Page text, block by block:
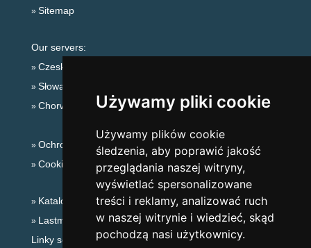
Używamy pliki cookie
Używamy plików cookie
śledzenia, aby poprawić jakość
przeglądania naszej witryny,
wyświetlać spersonalizowane
treści i reklamy, analizować ruch
w naszej witrynie i wiedzieć, skąd
pochodzą nasi użytkownicy.
Sitemap
Our servers:
Czeskie Góry
Słowackie góry
Chorwacja
Ochrona prywatności
Cookies
Katalog zakwaterowania
Lastminute Beskidy
Linky sezonowe: